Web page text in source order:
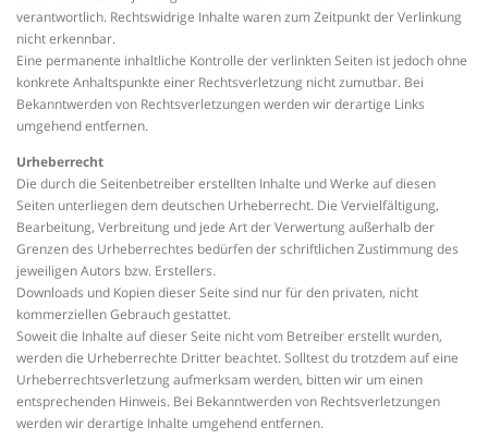
verantwortlich. Rechtswidrige Inhalte waren zum Zeitpunkt der Verlinkung
nicht erkennbar.
Eine permanente inhaltliche Kontrolle der verlinkten Seiten ist jedoch ohne
konkrete Anhaltspunkte einer Rechtsverletzung nicht zumutbar. Bei
Bekanntwerden von Rechtsverletzungen werden wir derartige Links
umgehend entfernen.
Urheberrecht
Die durch die Seitenbetreiber erstellten Inhalte und Werke auf diesen
Seiten unterliegen dem deutschen Urheberrecht. Die Vervielfältigung,
Bearbeitung, Verbreitung und jede Art der Verwertung außerhalb der
Grenzen des Urheberrechtes bedürfen der schriftlichen Zustimmung des
jeweiligen Autors bzw. Erstellers.
Downloads und Kopien dieser Seite sind nur für den privaten, nicht
kommerziellen Gebrauch gestattet.
Soweit die Inhalte auf dieser Seite nicht vom Betreiber erstellt wurden,
werden die Urheberrechte Dritter beachtet. Solltest du trotzdem auf eine
Urheberrechtsverletzung aufmerksam werden, bitten wir um einen
entsprechenden Hinweis. Bei Bekanntwerden von Rechtsverletzungen
werden wir derartige Inhalte umgehend entfernen.